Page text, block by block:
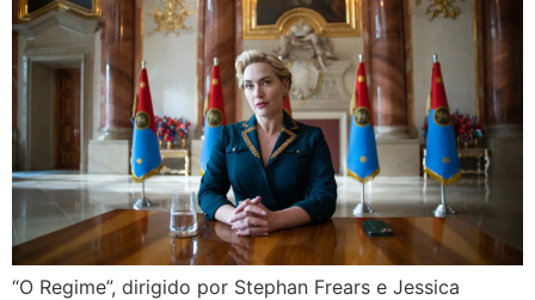
“O Regime”, dirigido por Stephan Frears e Jessica